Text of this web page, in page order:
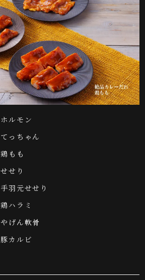
ホルモン
てっちゃん
鶏もも
せせり
手羽元せせり
鶏ハラミ
やげん軟骨
豚カルビ